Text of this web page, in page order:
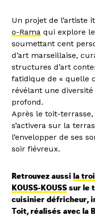
Un projet de l’artiste
o-Rama qui explore
soumettant cent
d’art marseillaise,
structures d’art
fatidique de « quelle
révélant une
profond.
Après le toit-terrasse,
s’activera sur la
l’envelopper de ses
soir fiévreux.
Retrouvez aussi la
KOUSS-KOUSS sur le
cuisinier défricheur,
Toit, réalisés avec la